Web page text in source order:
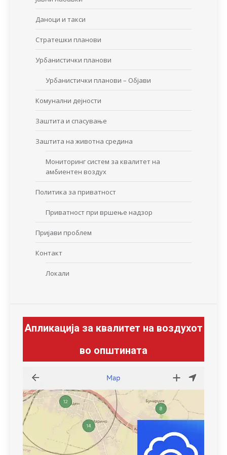
Даноци и такси
Стратешки планови
Урбанистички планови
Урбанистички планови – Објави
Комунални дејности
Заштита и спасување
Заштита на животна средина
Мониторинг систем за квалитет на
амбиентен воздух
Политика за приватност
Приватност при вршење надзор
Пријави проблем
Контакт
Локали
Апликација за квалитет на воздухот
во општината